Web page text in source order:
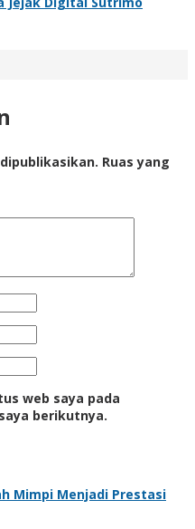
Ruas yang
web saya pada
berikutnya.
Mimpi Menjadi Prestasi